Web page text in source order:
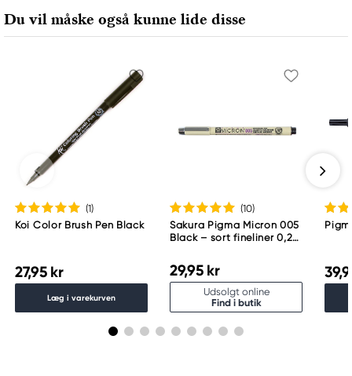
7311 PD Apeldoorn, Netherlands
info@royaltalens.com
Du vil måske også kunne lide disse
(1)
Koi Color Brush Pen Black
27,95 kr
Læg i varekurven
(10)
Sakura Pigma Micron 005
Black – sort fineliner 0,2
29,95 kr
Udsolgt online
Find i butik